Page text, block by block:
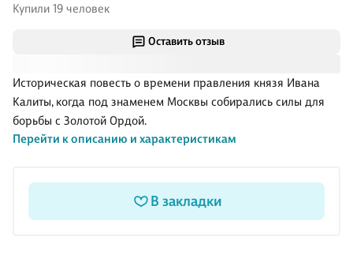
Оставить отзыв
Историческая повесть о времени правления князя Ивана
Калиты, когда под знаменем Москвы собирались силы для
борьбы с Золотой Ордой.
Перейти к описанию и характеристикам
Купили 19 человек
В закладки